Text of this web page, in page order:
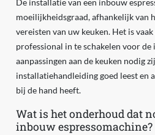
De installatie van een inbouw
moeilijkheidsgraad, afhankelijk van
vereisten van uw keuken. Het is
professional in te schakelen voor
aanpassingen aan de keuken nodig
installatiehandleiding goed leest en
bij de hand heeft.
Wat is het onderhoud dat
inbouw espressomachine?